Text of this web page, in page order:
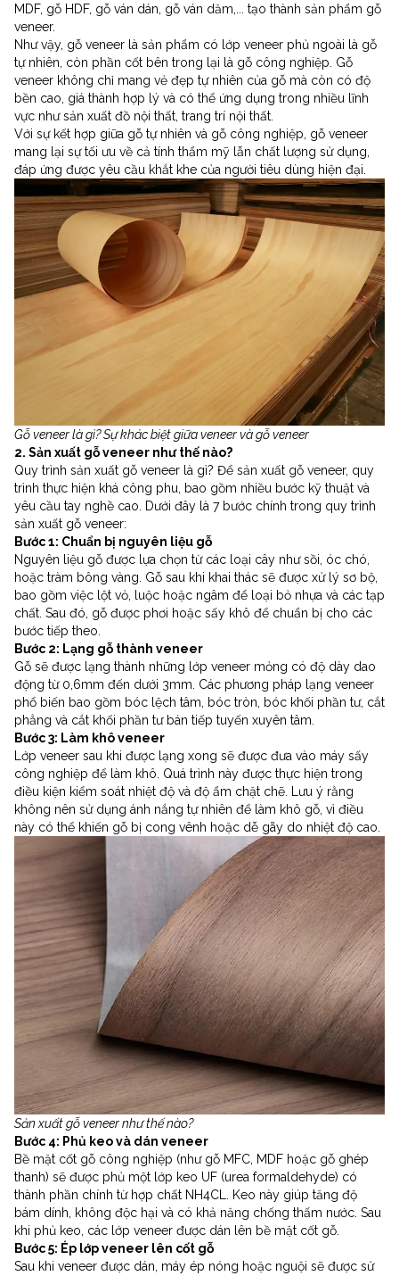
MDF, gỗ HDF, gỗ ván dán, gỗ ván dăm,... tạo thành sản phẩm gỗ
veneer.
Như vậy, gỗ veneer là sản phẩm có lớp veneer phủ ngoài là gỗ
tự nhiên, còn phần cốt bên trong lại là gỗ công nghiệp. Gỗ
veneer không chỉ mang vẻ đẹp tự nhiên của gỗ mà còn có độ
bền cao, giá thành hợp lý và có thể ứng dụng trong nhiều lĩnh
vực như sản xuất đồ nội thất, trang trí nội thất.
Với sự kết hợp giữa gỗ tự nhiên và gỗ công nghiệp, gỗ veneer
mang lại sự tối ưu về cả tính thẩm mỹ lẫn chất lượng sử dụng,
đáp ứng được yêu cầu khắt khe của người tiêu dùng hiện đại.
Gỗ veneer là gì? Sự khác biệt giữa veneer và gỗ veneer
2. Sản xuất gỗ veneer như thế nào?
Quy trình sản xuất gỗ veneer là gì? Để sản xuất gỗ veneer, quy
trình thực hiện khá công phu, bao gồm nhiều bước kỹ thuật và
yêu cầu tay nghề cao. Dưới đây là 7 bước chính trong quy trình
sản xuất gỗ veneer:
Bước 1: Chuẩn bị nguyên liệu gỗ
Nguyên liệu gỗ được lựa chọn từ các loại cây như sồi, óc chó,
hoặc tràm bông vàng. Gỗ sau khi khai thác sẽ được xử lý sơ bộ,
bao gồm việc lột vỏ, luộc hoặc ngâm để loại bỏ nhựa và các tạp
chất. Sau đó, gỗ được phơi hoặc sấy khô để chuẩn bị cho các
bước tiếp theo.
Bước 2: Lạng gỗ thành veneer
Gỗ sẽ được lạng thành những lớp veneer mỏng có độ dày dao
động từ 0,6mm đến dưới 3mm. Các phương pháp lạng veneer
phổ biến bao gồm bóc lệch tâm, bóc tròn, bóc khối phần tư, cắt
phẳng và cắt khối phần tư bán tiếp tuyến xuyên tâm.
Bước 3: Làm khô veneer
Lớp veneer sau khi được lạng xong sẽ được đưa vào máy sấy
công nghiệp để làm khô. Quá trình này được thực hiện trong
điều kiện kiểm soát nhiệt độ và độ ẩm chặt chẽ. Lưu ý rằng
không nên sử dụng ánh nắng tự nhiên để làm khô gỗ, vì điều
này có thể khiến gỗ bị cong vênh hoặc dễ gãy do nhiệt độ cao.
Sản xuất gỗ veneer như thế nào?
Bước 4: Phủ keo và dán veneer
Bề mặt cốt gỗ công nghiệp (như gỗ MFC, MDF hoặc gỗ ghép
thanh) sẽ được phủ một lớp keo UF (urea formaldehyde) có
thành phần chính từ hợp chất NH4CL. Keo này giúp tăng độ
bám dính, không độc hại và có khả năng chống thấm nước. Sau
khi phủ keo, các lớp veneer được dán lên bề mặt cốt gỗ.
Bước 5: Ép lớp veneer lên cốt gỗ
Sau khi veneer được dán, máy ép nóng hoặc nguội sẽ được sử